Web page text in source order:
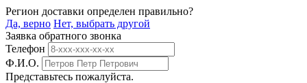
Регион доставки определен правильно?
Да, верно Нет, выбрать другой
Заявка обратного звонка
Телефон
Ф.И.О.
Представьтесь пожалуйста.